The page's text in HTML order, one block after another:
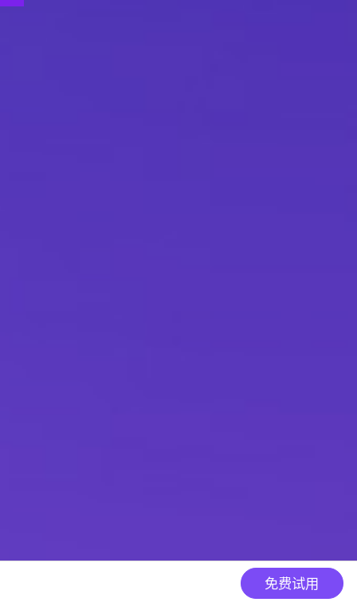
免费试用